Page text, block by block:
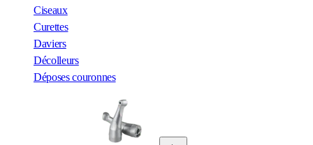
Ciseaux
Curettes
Daviers
Décolleurs
Déposes couronnes